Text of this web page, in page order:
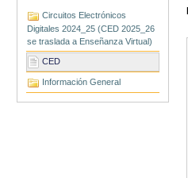
Circuitos Electrónicos
Digitales 2024_25 (CED 2025_26
se traslada a Enseñanza Virtual)
CED
Información General